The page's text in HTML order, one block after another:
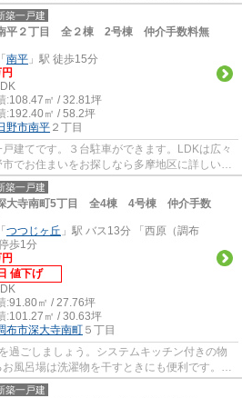
良いマルチエ...
築一戸建
平２丁目 全２棟 2号棟 仲介手数料無
「 南平 」駅 徒歩15分
:108.47㎡ / 32.81坪
:192.40㎡ / 58.2坪
野市南平 ２丁目
建てです。３台駐車ができます。LDKは広々
でお住まいをお探しなら多摩地区に詳しいエ
ださい。まずは...
築一戸建
大寺南町5丁目 全4棟 4号棟 仲介手数
「 つつじヶ丘 」駅 バス13分 「西原（調布
歩1分
値下げ
:91.80㎡ / 27.76坪
:101.27㎡ / 30.63坪
布市深大寺南町 ５丁目
過ごしましょう。システムキッチン付きの物
風呂場は洗濯物を干すときにも便利です。複
のままで冷房効...
築一戸建